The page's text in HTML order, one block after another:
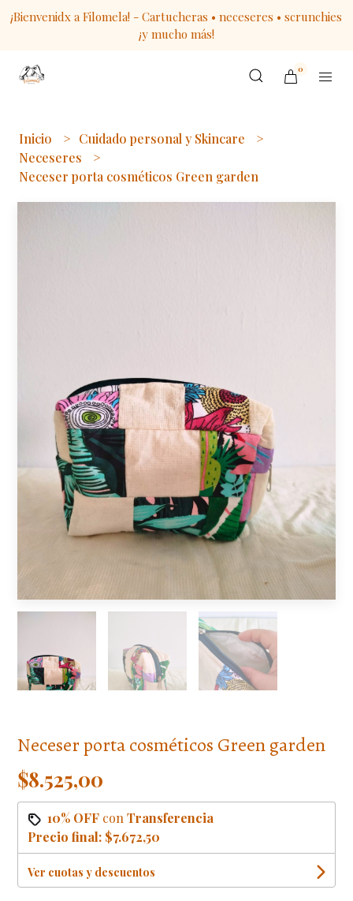
¡Bienvenidx a Filomela! - Cartucheras • neceseres • scrunchies
¡y mucho más!
0
Inicio
Cuidado personal y Skincare
Neceseres
Neceser porta cosméticos Green garden
Neceser porta cosméticos Green garden
$8.525,00
10% OFF conTransferencia
Precio final: $7.672,50
Ver cuotas y descuentos